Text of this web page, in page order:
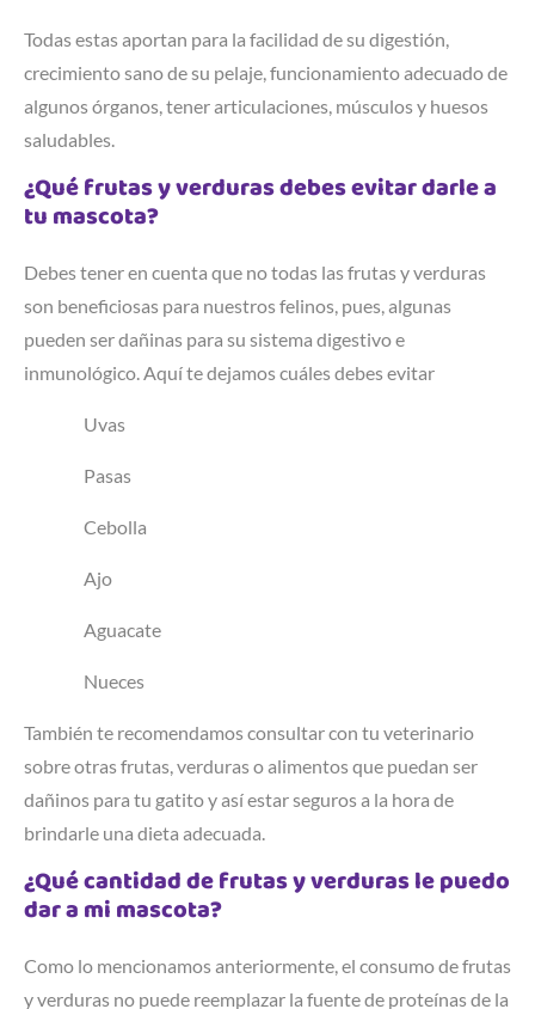
Todas estas aportan para la facilidad de su digestión,
crecimiento sano de su pelaje, funcionamiento adecuado de
algunos órganos, tener articulaciones, músculos y huesos
saludables.
¿Qué frutas y verduras debes evitar darle a
tu mascota?
Debes tener en cuenta que no todas las frutas y verduras
son beneficiosas para nuestros felinos, pues, algunas
pueden ser dañinas para su sistema digestivo e
inmunológico. Aquí te dejamos cuáles debes evitar
Uvas
Pasas
Cebolla
Ajo
Aguacate
Nueces
También te recomendamos consultar con tu veterinario
sobre otras frutas, verduras o alimentos que puedan ser
dañinos para tu gatito y así estar seguros a la hora de
brindarle una dieta adecuada.
¿Qué cantidad de frutas y verduras le puedo
dar a mi mascota?
Como lo mencionamos anteriormente, el consumo de frutas
y verduras no puede reemplazar la fuente de proteínas de la